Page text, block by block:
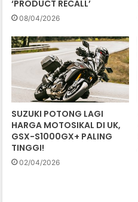
‘PRODUCT RECALL’
08/04/2026
SUZUKI POTONG LAGI
HARGA MOTOSIKAL DI UK,
GSX-S1000GX+ PALING
TINGGI!
02/04/2026